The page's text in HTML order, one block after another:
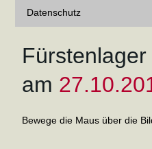
Datenschutz
am
Bewege die Maus über die